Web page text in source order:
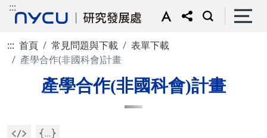
:::
::: 首頁 常見問題與下載
表單下載
產學合作(非國科會)計畫
產學合作(非國科會)計畫